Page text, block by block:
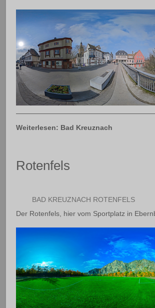
Weiterlesen: Bad Kreuznach
Rotenfels
BAD KREUZNACH ROTENFELS
Der Rotenfels, hier vom Sportplatz in